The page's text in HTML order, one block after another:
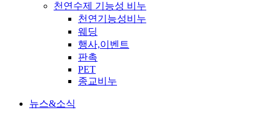
천연수제 기능성 비누
천연기능성비누
웨딩
행사,이벤트
판촉
PET
종교비누
뉴스&소식